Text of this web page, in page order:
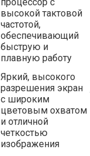
высокой тактовой
частотой,
обеспечивающий
быструю и
плавную работу
Яркий, высокого
разрешения экран
с широким
цветовым охватом
и отличной
четкостью
изображения